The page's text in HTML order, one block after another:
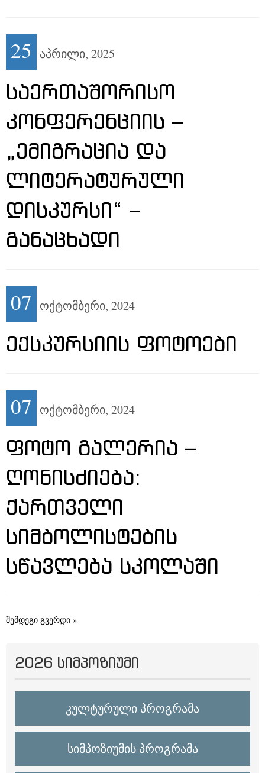
25 აპრილი, 2025
ᲡᲐᲔᲠᲗᲐᲨᲝᲠᲘᲡᲝ
ᲙᲝᲜᲤᲔᲠᲔᲜᲪᲘᲘᲡ –
„ᲔᲛᲘᲒᲠᲐᲪᲘᲐ ᲓᲐ
ᲚᲘᲢᲔᲠᲐᲢᲣᲠᲣᲚᲘ
ᲓᲘᲡᲙᲣᲠᲡᲘ“ –
ᲒᲐᲜᲐᲪᲮᲐᲓᲘ
07 ოქტომბერი, 2024
ᲔᲥᲡᲙᲣᲠᲡᲘᲘᲡ ᲤᲝᲢᲝᲔᲑᲘ
07 ოქტომბერი, 2024
ᲤᲝᲢᲝ ᲒᲐᲚᲔᲠᲘᲐ –
ᲦᲝᲜᲘᲡᲫᲘᲔᲑᲐ:
ᲥᲐᲠᲗᲕᲔᲚᲘ
ᲡᲘᲛᲑᲝᲚᲘᲡᲢᲔᲑᲘᲡ
ᲡᲬᲐᲕᲚᲔᲑᲐ ᲡᲙᲝᲚᲐᲨᲘ
შემდეგი გვერდი »
2026 ᲡᲘᲛᲞᲝᲖᲘᲣᲛᲘ
კულტურული პროგრამა
სიმპოზიუმის პროგრამა